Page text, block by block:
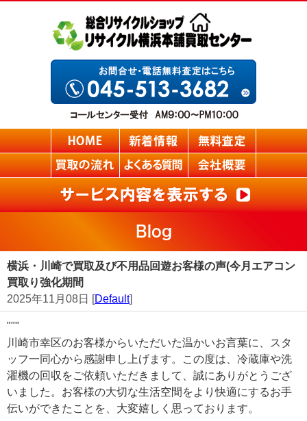
Blog
横浜・川崎で買取及び不用品回遊お客様の声(今月エアコン
買取り強化期間
2025年11月08日 [Default]
"""
川崎市幸区のお客様からいただいた温かいお言葉に、スタ
ッフ一同心から感謝申し上げます。この度は、冷蔵庫や洗
濯機の回収をご依頼いただきまして、誠にありがとうござ
いました。お客様の大切な生活空間をより快適にするお手
伝いができたことを、大変嬉しく思っております。